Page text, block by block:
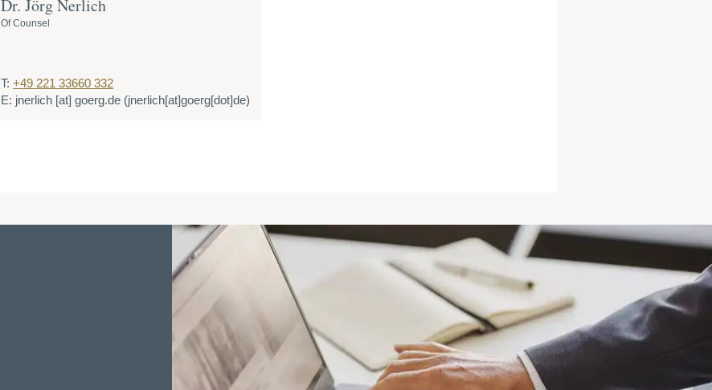
Dr. Jörg Nerlich
Of Counsel
T: +49 221 33660 332
E: jnerlich [at] goerg.de (jnerlich[at]goerg[dot]de)